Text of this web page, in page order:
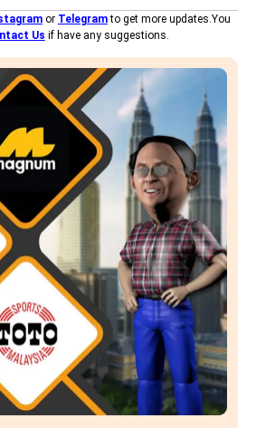
or Telegramto get more updates.You
Us if have any suggestions.